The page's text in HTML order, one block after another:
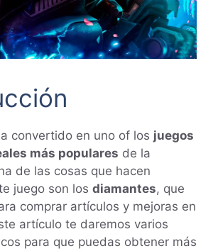
convertido en uno of los juegos
más populares de la
de las cosas que hacen
juego son los diamantes, que
comprar artículos y mejoras en
artículo te daremos varios
para que puedas obtener más